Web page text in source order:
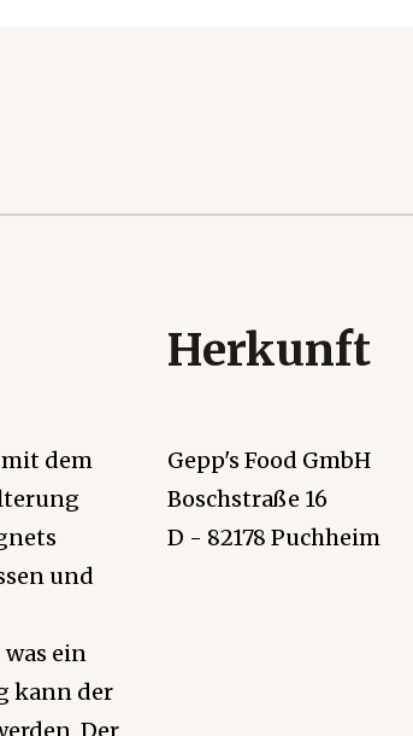
dem
und
ein
kann der
Herkunft
Gepp's Food GmbH
Boschstraße 16
D - 82178 Puchheim